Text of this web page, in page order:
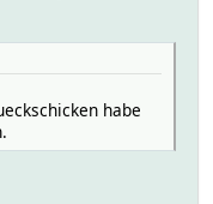
habe